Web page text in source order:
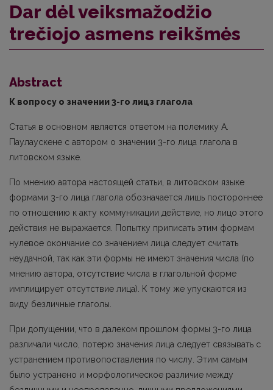
Dar dėl veiksmažodžio
trečiojo asmens reikšmės
Abstract
К вопросу о значении 3-го лицз глагола
Статья в основном является ответом на полемику А.
Паулаускене с автором о значении 3-го лица глагола в
литовском языке.
По мнению автора настоящей статьи, в литовском языке
формами 3-го лица глагола обозначается лишь постороннее
по отношению к акту коммуникации действие, но лицо этого
действия не выражается. Попытку приписать этим формам
нулевое окончание со значением лица следует считать
неудачной, так как эти формы не имеют значения числа (по
мне­нию автора, отсутствие числа в глагольной форме
имплицирует отсутствие лица). К тому же упускаются из
виду безличные глаголы.
При допущении, что в далеком прошлом формы 3-го лица
различали число, потерю значения лица следует связывать с
устранением противопоставления по числу. Этим самым
было устранено и морфологическое различие между